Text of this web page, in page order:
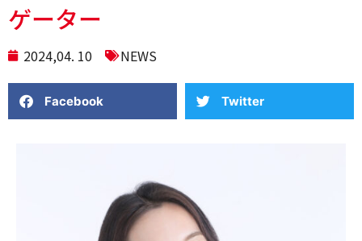
ゲーター
2024,04. 10 NEWS
Facebook Twitter